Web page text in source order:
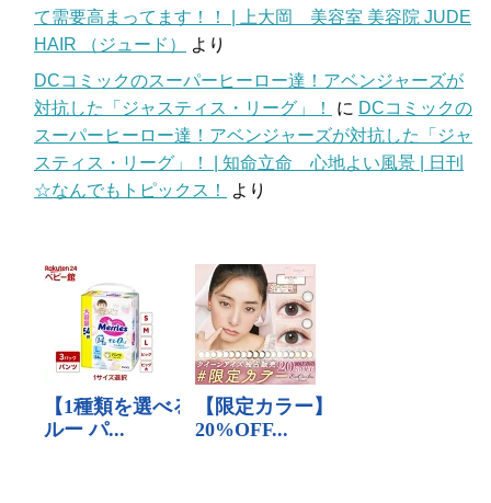
て需要高まってます！！ | 上大岡 美容室 美容院 JUDE
HAIR （ジュード）
より
DCコミックのスーパーヒーロー達！アベンジャーズが
対抗した「ジャスティス・リーグ」！
に DCコミックの
スーパーヒーロー達！アベンジャーズが対抗した「ジャ
スティス・リーグ」！ | 知命立命 心地よい風景 | 日刊
☆なんでもトピックス！
より